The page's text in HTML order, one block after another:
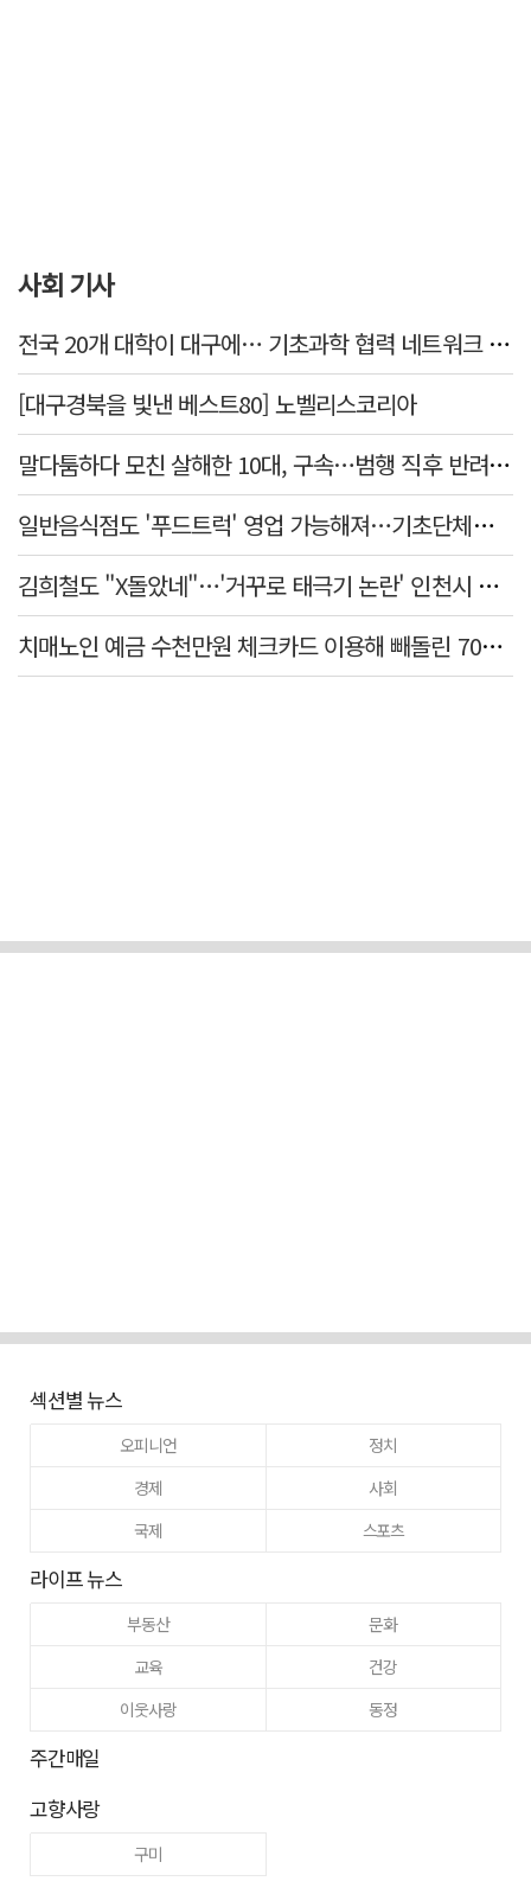
사회 기사
전국 20개 대학이 대구에… 기초과학 협력 네트워크 출범하다
[대구경북을 빛낸 베스트80] 노벨리스코리아
말다툼하다 모친 살해한 10대, 구속…범행 직후 반려견도 죽여
일반음식점도 '푸드트럭' 영업 가능해져…기초단체별 조례 개정 움직임
김희철도 "X돌았네"…'거꾸로 태극기 논란' 인천시 현수막, 이틀 만에 철거
치매노인 예금 수천만원 체크카드 이용해 빼돌린 70대 간병인, 집행유예
섹션별 뉴스
오피니언
정치
경제
사회
국제
스포츠
라이프 뉴스
부동산
문화
교육
건강
이웃사랑
동정
주간매일
고향사랑
구미